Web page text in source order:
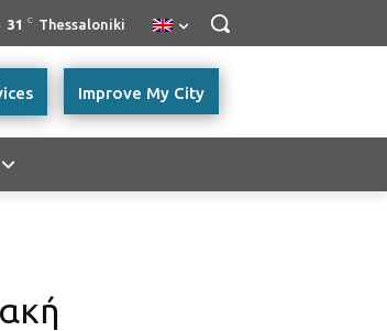
31 C Thessaloniki
Improve My City